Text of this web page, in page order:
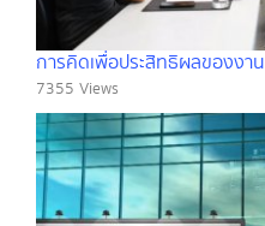
การคิดเพื่อประสิทธิผลของงาน
7355 Views